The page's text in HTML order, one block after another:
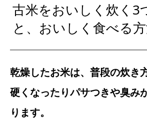
古米をおいしく炊く3
と、おいしく食べる
乾燥したお米は、普段の炊き
硬くなったりパサつきや臭み
ります。